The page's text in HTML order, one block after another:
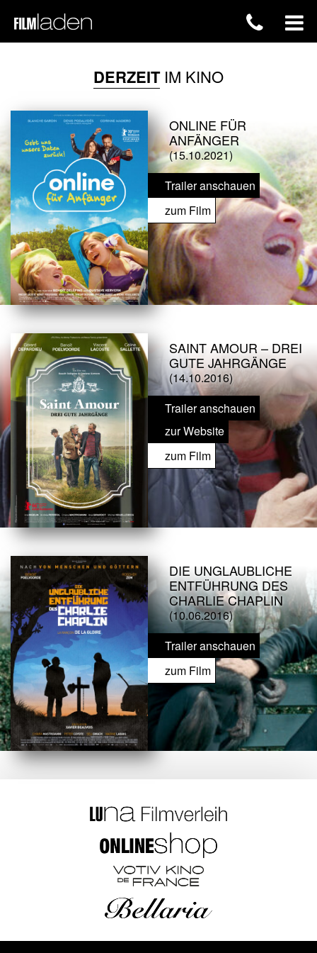
DERZEITIM KINO
ONLINE FÜR
ANFÄNGER
(15.10.2021)
Trailer anschauen
zum Film
SAINT AMOUR – DREI
GUTE JAHRGÄNGE
(14.10.2016)
Trailer anschauen
zur Website
zum Film
DIE UNGLAUBLICHE
ENTFÜHRUNG DES
CHARLIE CHAPLIN
(10.06.2016)
Trailer anschauen
zum Film